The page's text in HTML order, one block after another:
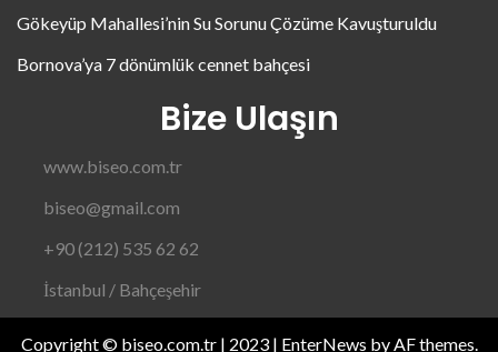
Gökeyüp Mahallesi’nin Su Sorunu Çözüme Kavuşturuldu
Bornova’ya 7 dönümlük cennet bahçesi
Bize Ulaşın
www.biseo.com.tr
biseo@gmail.com
+90 (212) 535 62 62
İstanbul / Bahçeşehir
Copyright © biseo.com.tr | 2023 | EnterNews by AF themes.